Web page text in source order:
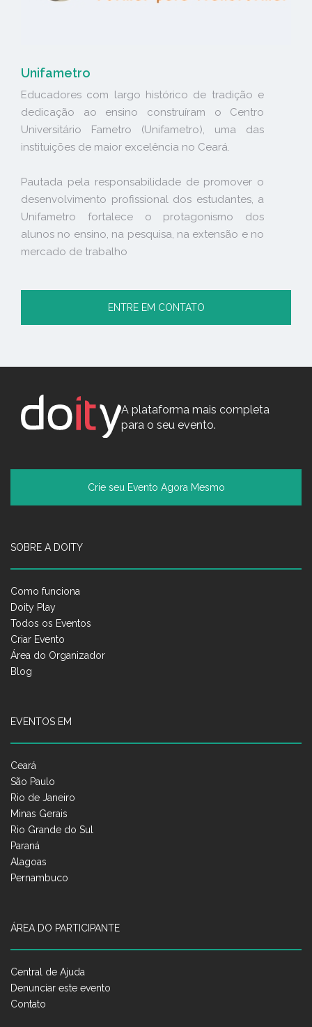
Unifametro
Educadores com largo histórico de tradição e
dedicação ao ensino construíram o Centro
Universitário Fametro (Unifametro), uma das
instituições de maior excelência no Ceará.
Pautada pela responsabilidade de promover o
desenvolvimento profissional dos estudantes, a
Unifametro fortalece o protagonismo dos
alunos no ensino, na pesquisa, na extensão e no
mercado de trabalho
ENTRE EM CONTATO
A plataforma mais completa
para o seu evento.
Crie seu Evento Agora Mesmo
SOBRE A DOITY
Como funciona
Doity Play
Todos os Eventos
Criar Evento
Área do Organizador
Blog
EVENTOS EM
Ceará
São Paulo
Rio de Janeiro
Minas Gerais
Rio Grande do Sul
Paraná
Alagoas
Pernambuco
ÁREA DO PARTICIPANTE
Central de Ajuda
Denunciar este evento
Contato